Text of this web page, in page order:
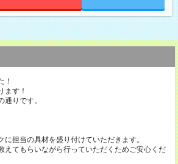
！
ます！
りです。
に担当の具材を盛り付けていただきます。
えてもらいながら行っていただくためご安心くだ